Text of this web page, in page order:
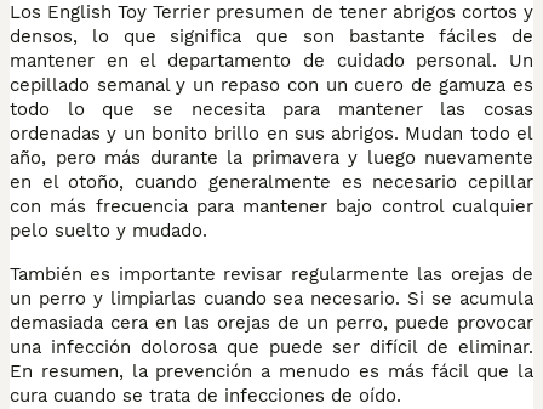
Los English Toy Terrier presumen de tener abrigos cortos y
densos, lo que significa que son bastante fáciles de
mantener en el departamento de cuidado personal. Un
cepillado semanal y un repaso con un cuero de gamuza es
todo lo que se necesita para mantener las cosas
ordenadas y un bonito brillo en sus abrigos. Mudan todo el
año, pero más durante la primavera y luego nuevamente
en el otoño, cuando generalmente es necesario cepillar
con más frecuencia para mantener bajo control cualquier
pelo suelto y mudado.
También es importante revisar regularmente las orejas de
un perro y limpiarlas cuando sea necesario. Si se acumula
demasiada cera en las orejas de un perro, puede provocar
una infección dolorosa que puede ser difícil de eliminar.
En resumen, la prevención a menudo es más fácil que la
cura cuando se trata de infecciones de oído.